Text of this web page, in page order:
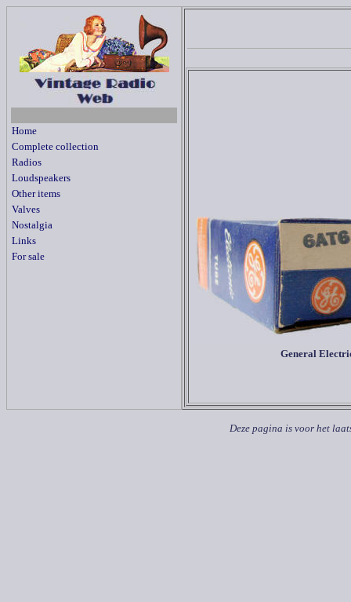
Home
Complete collection
Radios
Loudspeakers
Other items
Valves
Nostalgia
Links
For sale
General
Deze pagina is voor het